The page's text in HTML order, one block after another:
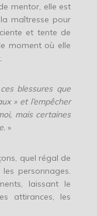
mentor, elle est
maîtresse pour
et tente de
moment où elle
blessures que
» et l’empêcher
mais certaines
»
quel régal de
personnages.
laissant le
attirances, les